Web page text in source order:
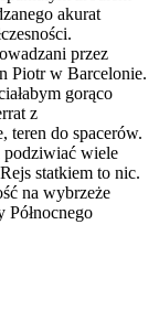
akurat
przez
Piotr w Barcelonie.
gorąco
z
teren do spacerów.
podziwiać wiele
statkiem to nic.
na wybrzeże
Północnego